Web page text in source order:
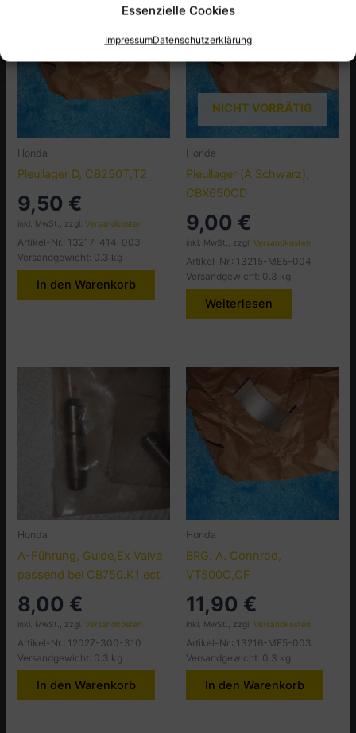
Essenzielle Cookies
ImpressumDatenschutzerklärung
Honda
Pleullager D, CB250T,T2
9,50 €
inkl. MwSt., zzgl.Versandkosten
Artikel-Nr.: 13217-414-003
Versandgewicht: 0.3 kg
In den Warenkorb
NICHT VORRÄTIG
Honda
Pleullager (A Schwarz),
CBX650CD
9,00 €
inkl. MwSt., zzgl. Versandkosten
Artikel-Nr.: 13215-ME5-004
Versandgewicht: 0.3 kg
Weiterlesen
Honda
A-Führung, Guide,Ex Valve
passend bei CB750.K1 ect.
8,00 €
inkl. MwSt., zzgl.Versandkosten
Artikel-Nr.: 12027-300-310
Versandgewicht: 0.3 kg
In den Warenkorb
Honda
BRG. A. Connrod,
VT500C,CF
11,90 €
inkl. MwSt., zzgl. Versandkosten
Artikel-Nr.: 13216-MF5-003
Versandgewicht: 0.3 kg
In den Warenkorb